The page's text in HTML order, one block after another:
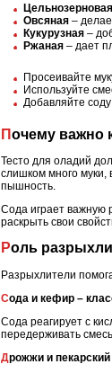
Цельнозерновая
Овсяная –
Кукурузная –
Ржаная – дает
Просеивайте
Используйте
Добавляйте
Почему важно
Тесто для оладий
слишком много муки,
пышность.
Сода играет важную
раскрыть свои
Роль
Разрыхлители
Сода и кефир –
Сода реагирует с
передерживать
Дрожжи и